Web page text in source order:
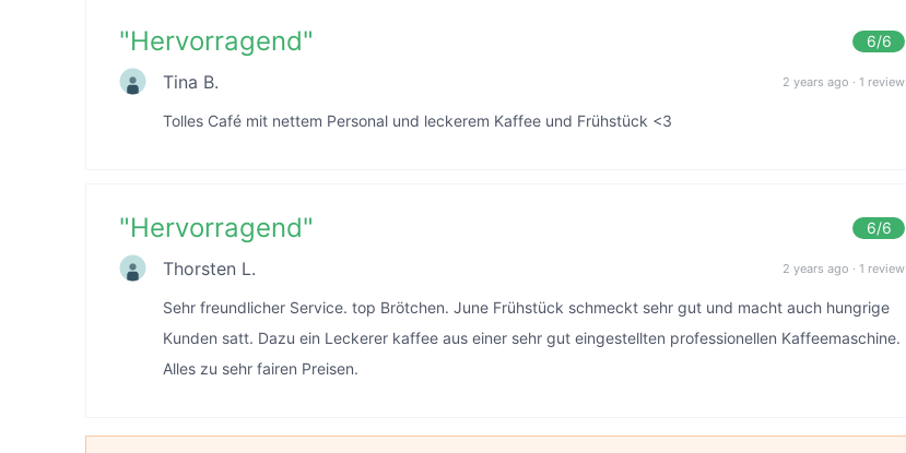
"Hervorragend" 6/6
Tina B. 2 years ago · 1 review
Tolles Café mit nettem Personal und leckerem Kaffee und Frühstück <3
"Hervorragend" 6/6
Thorsten L. 2 years ago · 1 review
Sehr freundlicher Service. top Brötchen. June Frühstück schmeckt sehr gut und macht auch hungrige
Kunden satt. Dazu ein Leckerer kaffee aus einer sehr gut eingestellten professionellen Kaffeemaschine.
Alles zu sehr fairen Preisen.